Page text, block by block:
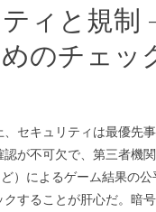
ィと規制
のチェッ
セキュリティは最優先
が不可欠で、第三者機関
）によるゲーム結果の公
することが肝心だ。暗